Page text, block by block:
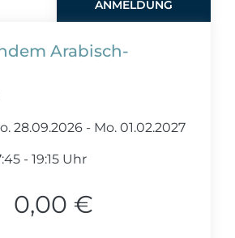
ANMELDUNG
Arabisch-
28.09.2026 - Mo. 01.02.2027
- 19:15 Uhr
0,00 €